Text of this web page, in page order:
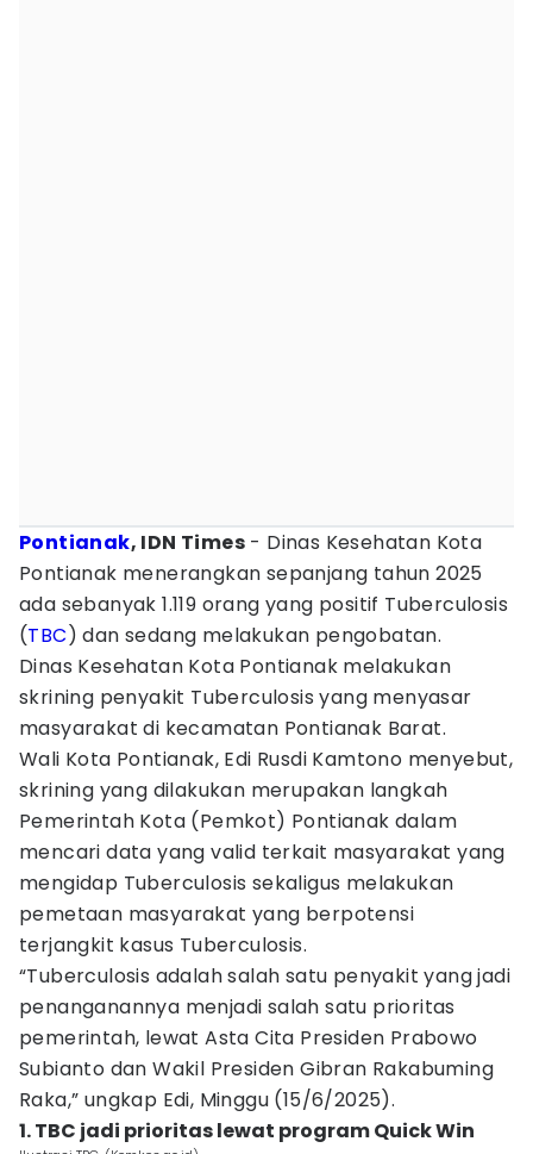
Pontianak, IDN Times - Dinas Kesehatan Kota
Pontianak menerangkan sepanjang tahun 2025
ada sebanyak 1.119 orang yang positif Tuberculosis
(TBC) dan sedang melakukan pengobatan.
Dinas Kesehatan Kota Pontianak melakukan
skrining penyakit Tuberculosis yang menyasar
masyarakat di kecamatan Pontianak Barat.
Wali Kota Pontianak, Edi Rusdi Kamtono menyebut,
skrining yang dilakukan merupakan langkah
Pemerintah Kota (Pemkot) Pontianak dalam
mencari data yang valid terkait masyarakat yang
mengidap Tuberculosis sekaligus melakukan
pemetaan masyarakat yang berpotensi
terjangkit kasus Tuberculosis.
“Tuberculosis adalah salah satu penyakit yang jadi
penanganannya menjadi salah satu prioritas
pemerintah, lewat Asta Cita Presiden Prabowo
Subianto dan Wakil Presiden Gibran Rakabuming
Raka,” ungkap Edi, Minggu (15/6/2025).
1. TBC jadi prioritas lewat program Quick Win